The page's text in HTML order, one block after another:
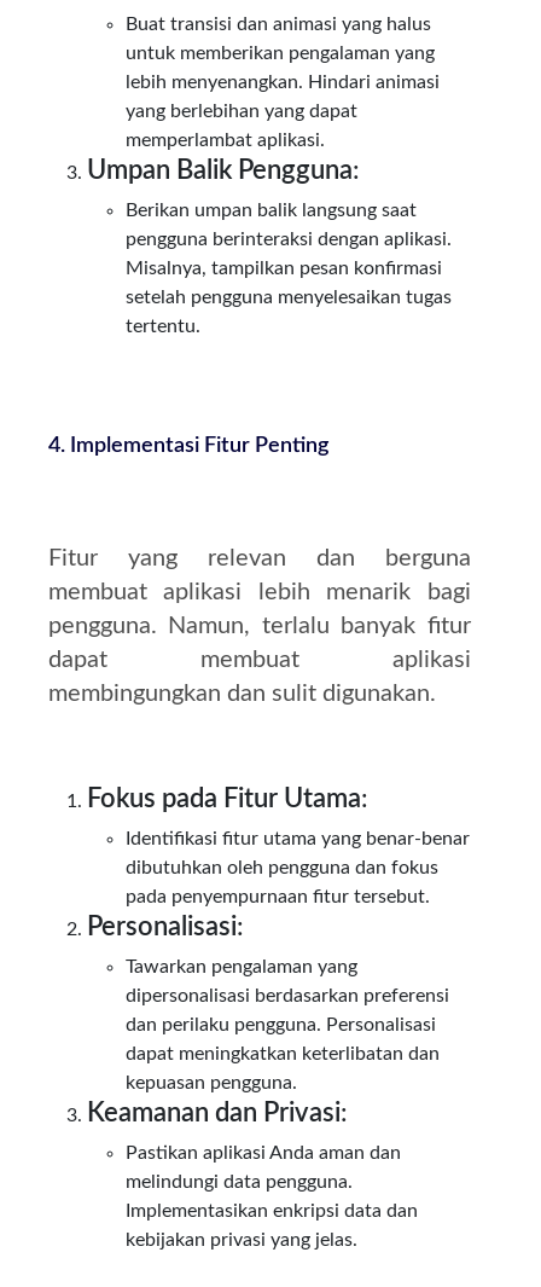
Buat transisi dan animasi yang halus
untuk memberikan pengalaman yang
lebih menyenangkan. Hindari animasi
yang berlebihan yang dapat
memperlambat aplikasi.
Umpan Balik Pengguna:
Berikan umpan balik langsung saat
pengguna berinteraksi dengan aplikasi.
Misalnya, tampilkan pesan konfirmasi
setelah pengguna menyelesaikan tugas
tertentu.
4. Implementasi Fitur Penting
Fitur yang relevan dan berguna
membuat aplikasi lebih menarik bagi
pengguna. Namun, terlalu banyak fitur
dapat membuat aplikasi
membingungkan dan sulit digunakan.
Fokus pada Fitur Utama:
Identifikasi fitur utama yang benar-benar
dibutuhkan oleh pengguna dan fokus
pada penyempurnaan fitur tersebut.
Personalisasi:
Tawarkan pengalaman yang
dipersonalisasi berdasarkan preferensi
dan perilaku pengguna. Personalisasi
dapat meningkatkan keterlibatan dan
kepuasan pengguna.
Keamanan dan Privasi:
Pastikan aplikasi Anda aman dan
melindungi data pengguna.
Implementasikan enkripsi data dan
kebijakan privasi yang jelas.